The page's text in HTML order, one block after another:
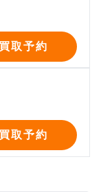
買取予約
買取予約